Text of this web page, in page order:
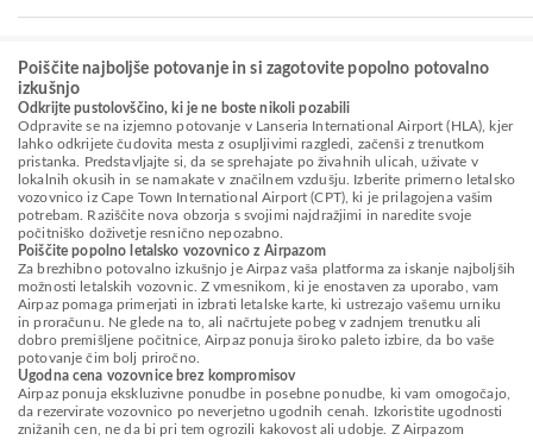
Poiščite najboljše potovanje in si zagotovite popolno potovalno
izkušnjo
Odkrijte pustolovščino, ki je ne boste nikoli pozabili
Odpravite se na izjemno potovanje v Lanseria International Airport (HLA), kjer
lahko odkrijete čudovita mesta z osupljivimi razgledi, začenši z trenutkom
pristanka. Predstavljajte si, da se sprehajate po živahnih ulicah, uživate v
lokalnih okusih in se namakate v značilnem vzdušju. Izberite primerno letalsko
vozovnico iz Cape Town International Airport (CPT), ki je prilagojena vašim
potrebam. Raziščite nova obzorja s svojimi najdražjimi in naredite svoje
počitniško doživetje resnično nepozabno.
Poiščite popolno letalsko vozovnico z Airpazom
Za brezhibno potovalno izkušnjo je Airpaz vaša platforma za iskanje najboljših
možnosti letalskih vozovnic. Z vmesnikom, ki je enostaven za uporabo, vam
Airpaz pomaga primerjati in izbrati letalske karte, ki ustrezajo vašemu urniku
in proračunu. Ne glede na to, ali načrtujete pobeg v zadnjem trenutku ali
dobro premišljene počitnice, Airpaz ponuja široko paleto izbire, da bo vaše
potovanje čim bolj priročno.
Ugodna cena vozovnice brez kompromisov
Airpaz ponuja ekskluzivne ponudbe in posebne ponudbe, ki vam omogočajo,
da rezervirate vozovnico po neverjetno ugodnih cenah. Izkoristite ugodnosti
znižanih cen, ne da bi pri tem ogrozili kakovost ali udobje. Z Airpazom